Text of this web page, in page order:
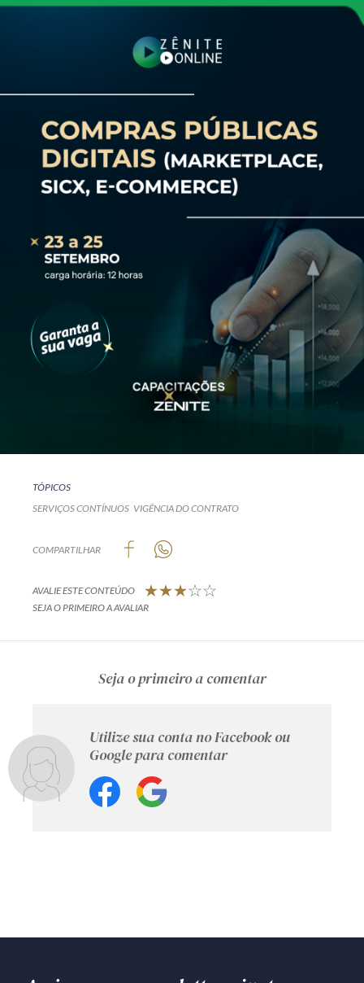
TÓPICOS
SERVIÇOS CONTÍNUOS VIGÊNCIA DO CONTRATO
COMPARTILHAR
AVALIE ESTE CONTEÚDO
SEJA O PRIMEIRO A AVALIAR
Seja o primeiro a comentar
Utilize sua conta no Facebook ou
Google para comentar